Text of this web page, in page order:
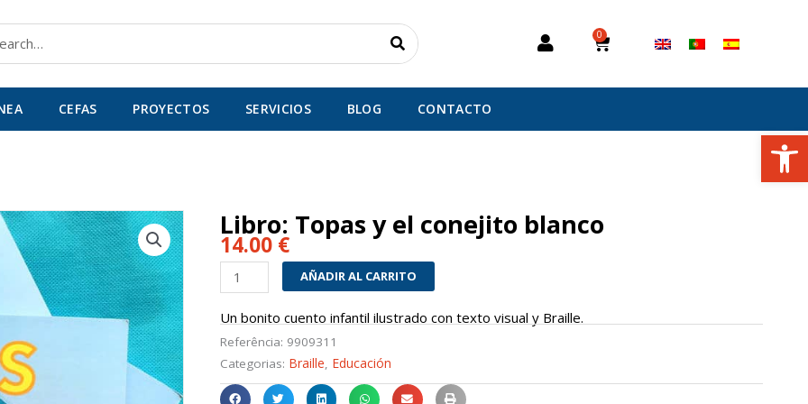
0
Carrito
CEFAS PROYECTOS SERVICIOS BLOG CONTACTO
Libro: Topas y el conejito blanco
14.00 €
Libro:
Topas
y
el
conejito
blanco
AÑADIR AL CARRITO
Un bonito cuento infantil ilustrado con texto visual y Braille.
Referência: 9909311
Categorias: Braille Educación